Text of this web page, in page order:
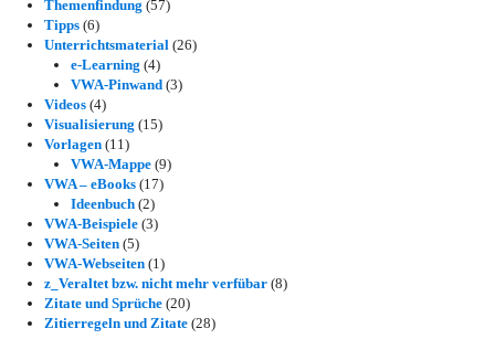
Themenfindung (57)
Tipps (6)
Unterrichtsmaterial (26)
e-Learning (4)
VWA-Pinwand (3)
Videos (4)
Visualisierung (15)
Vorlagen (11)
VWA-Mappe (9)
VWA – eBooks (17)
Ideenbuch (2)
VWA-Beispiele (3)
VWA-Seiten (5)
VWA-Webseiten (1)
z_Veraltet bzw. nicht mehr verfübar (8)
Zitate und Sprüche (20)
Zitierregeln und Zitate (28)